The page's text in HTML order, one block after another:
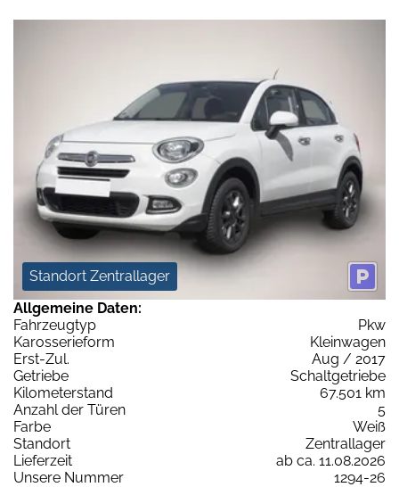
Standort Zentrallager
Allgemeine Daten:
Fahrzeugtyp
Pkw
Karosserieform
Kleinwagen
Erst-Zul.
Aug / 2017
Getriebe
Schaltgetriebe
Kilometerstand
67.501 km
Anzahl der Türen
5
Farbe
Weiß
Standort
Zentrallager
Lieferzeit
ab ca. 11.08.2026
Unsere Nummer
1294-26